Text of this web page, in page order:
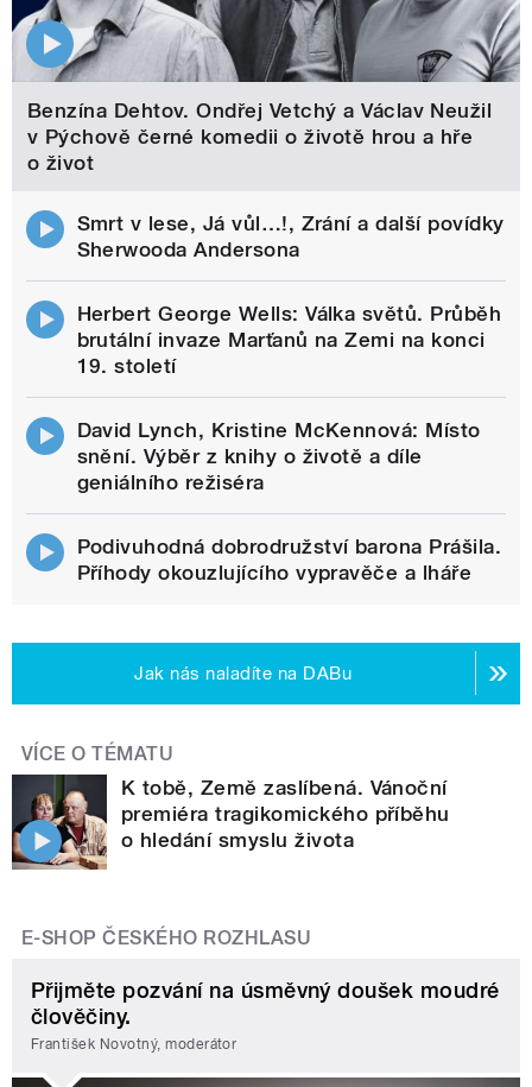
Benzína Dehtov. Ondřej Vetchý a Václav Neužil
v Pýchově černé komedii o životě hrou a hře
o život
Smrt v lese, Já vůl…!, Zrání a další povídky
Sherwooda Andersona
Herbert George Wells: Válka světů. Průběh
brutální invaze Marťanů na Zemi na konci
19. století
David Lynch, Kristine McKennová: Místo
snění. Výběr z knihy o životě a díle
geniálního režiséra
Podivuhodná dobrodružství barona Prášila.
Příhody okouzlujícího vypravěče a lháře
Jak nás naladíte na DABu
VÍCE O TÉMATU
K tobě, Země zaslíbená. Vánoční
premiéra tragikomického příběhu
o hledání smyslu života
E-SHOP ČESKÉHO ROZHLASU
Přijměte pozvání na úsměvný doušek moudré
člověčiny.
František Novotný, moderátor